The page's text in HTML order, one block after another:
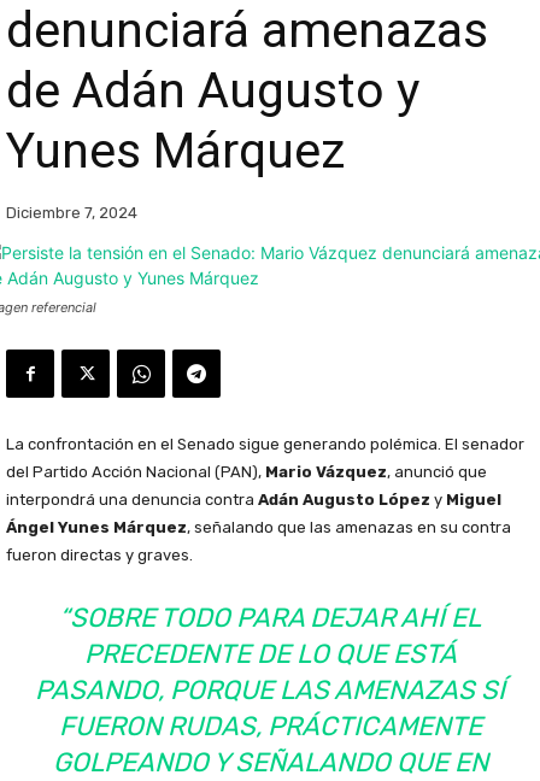
denunciará amenazas
de Adán Augusto y
Yunes Márquez
Diciembre 7, 2024
referencial
La confrontación en el Senado sigue generando polémica. El senador
del Partido Acción Nacional (PAN), Mario Vázquez, anunció que
interpondrá una denuncia contra Adán Augusto López y Miguel
Ángel Yunes Márquez, señalando que las amenazas en su contra
fueron directas y graves.
“SOBRE TODO PARA DEJAR AHÍ EL
PRECEDENTE DE LO QUE ESTÁ
PASANDO, PORQUE LAS AMENAZAS SÍ
FUERON RUDAS, PRÁCTICAMENTE
GOLPEANDO Y SEÑALANDO QUE EN